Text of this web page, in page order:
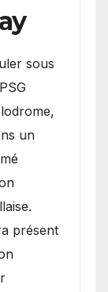
sous
un
présent